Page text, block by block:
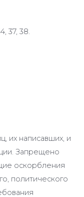
37, 38.
их написавших, и
Запрещено
оскорбления
политического